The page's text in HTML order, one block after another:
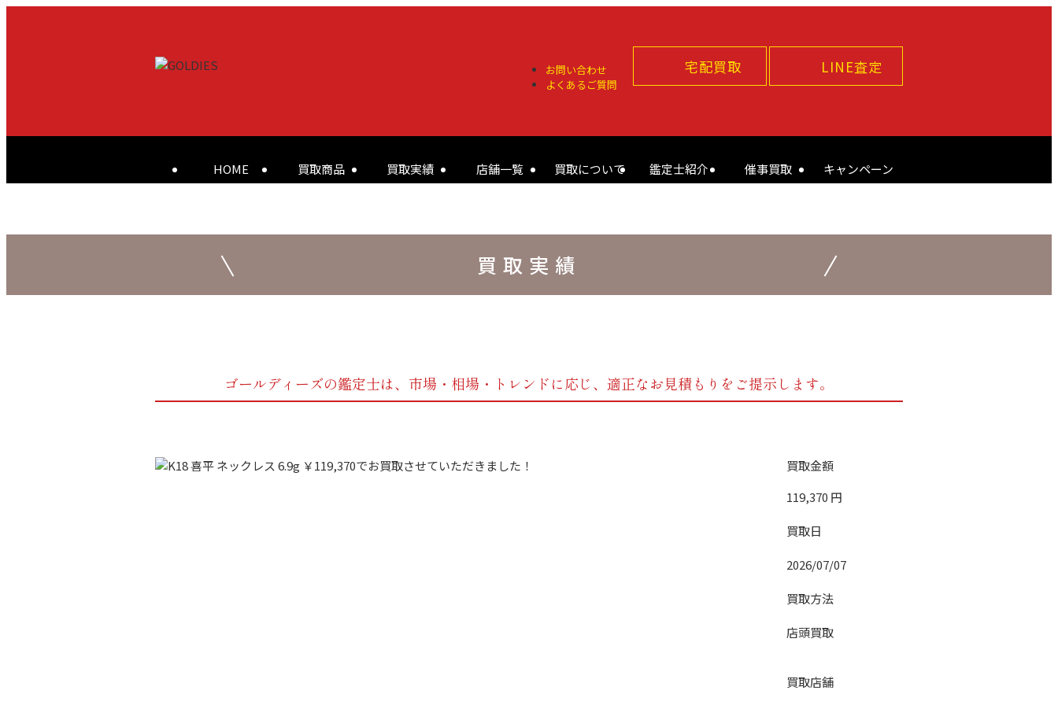
お問い合わせ
よくあるご質問
宅配買取 LINE査定
HOME 買取商品 買取実績 店舗一覧 買取について 鑑定士紹介 催事買取 キャンペーン
買取実績
ゴールディーズの鑑定士は、市場・相場・トレンドに応じ、 適正なお見積もりをご提示します。
買取金額
119,370 円
買取日
2026/07/07
買取方法
店頭買取
買取店舗